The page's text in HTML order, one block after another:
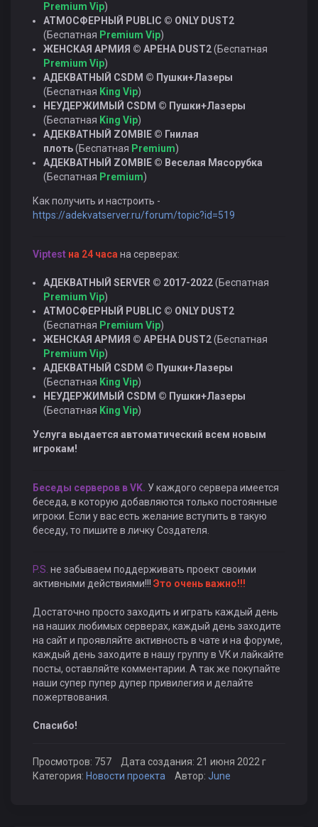
Premium Vip)
АТМОСФЕРНЫЙ PUBLIC © ONLY DUST2
(Беспатная Premium Vip)
ЖЕНСКАЯ АРМИЯ © АРЕНА DUST2(Беспатная
Premium Vip)
АДЕКВАТНЫЙ CSDM © Пушки+Лазеры
(Беспатная King Vip)
НЕУДЕРЖИМЫЙ CSDM © Пушки+Лазеры
(Беспатная King Vip)
АДЕКВАТНЫЙ ZOMBIE © Гнилая
плоть(Беспатная Premium)
АДЕКВАТНЫЙ ZOMBIE © Веселая Мясорубка
(Беспатная Premium)
Как получить и настроить -
https://adekvatserver.ru/forum/topic?id=519
Viptest на 24 часа на серверах:
АДЕКВАТНЫЙ SERVER © 2017-2022(Беспатная
Premium Vip)
АТМОСФЕРНЫЙ PUBLIC © ONLY DUST2
(Беспатная Premium Vip)
ЖЕНСКАЯ АРМИЯ © АРЕНА DUST2(Беспатная
Premium Vip)
АДЕКВАТНЫЙ CSDM © Пушки+Лазеры
(Беспатная King Vip)
НЕУДЕРЖИМЫЙ CSDM © Пушки+Лазеры
(Беспатная King Vip)
Услуга выдается автоматический всем новым
игрокам!
Беседы серверов в VK. У каждого сервера имеется
беседа, в которую добавляются только постоянные
игроки. Если у вас есть желание вступить в такую
беседу, то пишите в личку Создателя.
P.S. не забываем поддерживать проект своими
активными действиями!!! Это очень важно!!!
Достаточно просто заходить и играть каждый день
на наших любимых серверах, каждый день заходите
на сайт и проявляйте активность в чате и на форуме,
каждый день заходите в нашу группу в VK и лайкайте
посты, оставляйте комментарии. А так же покупайте
наши супер пупер дупер привилегия и делайте
пожертвования.
Спасибо!
Просмотров: 757
Дата создания: 21 июня 2022 г
Категория: Новости проекта Автор: June